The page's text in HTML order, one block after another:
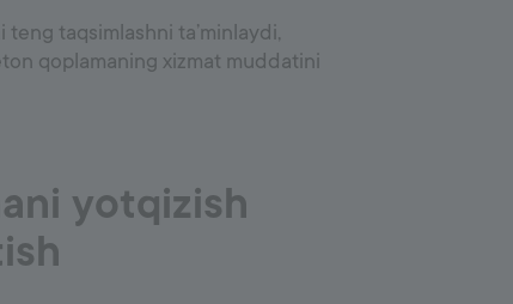
teng taqsimlashni ta’minlaydi,
qoplamaning xizmat muddatini
yotqizish